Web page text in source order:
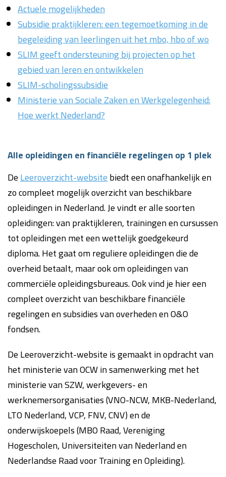
Actuele mogelijkheden
Subsidie praktijkleren: een tegemoetkoming in de
begeleiding van leerlingen uit het mbo, hbo of wo
SLIM geeft ondersteuning bij projecten op het
gebied van leren en ontwikkelen
SLIM-scholingssubsidie
Ministerie van Sociale Zaken en Werkgelegenheid:
Hoe werkt Nederland?
Alle opleidingen en financiële regelingen op 1 plek
DeLeeroverzicht-websitebiedt een onafhankelijk en
zo compleet mogelijk overzicht van beschikbare
opleidingen in Nederland. Je vindt er alle soorten
opleidingen: van praktijkleren, trainingen en cursussen
tot opleidingen met een wettelijk goedgekeurd
diploma. Het gaat om reguliere opleidingen die de
overheid betaalt, maar ook om opleidingen van
commerciële opleidingsbureaus. Ook vind je hier een
compleet overzicht van beschikbare financiële
regelingen en subsidies van overheden en O&O
fondsen.
De Leeroverzicht-website is gemaakt in opdracht van
het ministerie van OCW in samenwerking met het
ministerie van SZW, werkgevers- en
werknemersorganisaties (VNO-NCW, MKB-Nederland,
LTO Nederland, VCP, FNV, CNV) en de
onderwijskoepels (MBO Raad, Vereniging
Hogescholen, Universiteiten van Nederland en
Nederlandse Raad voor Training en Opleiding).